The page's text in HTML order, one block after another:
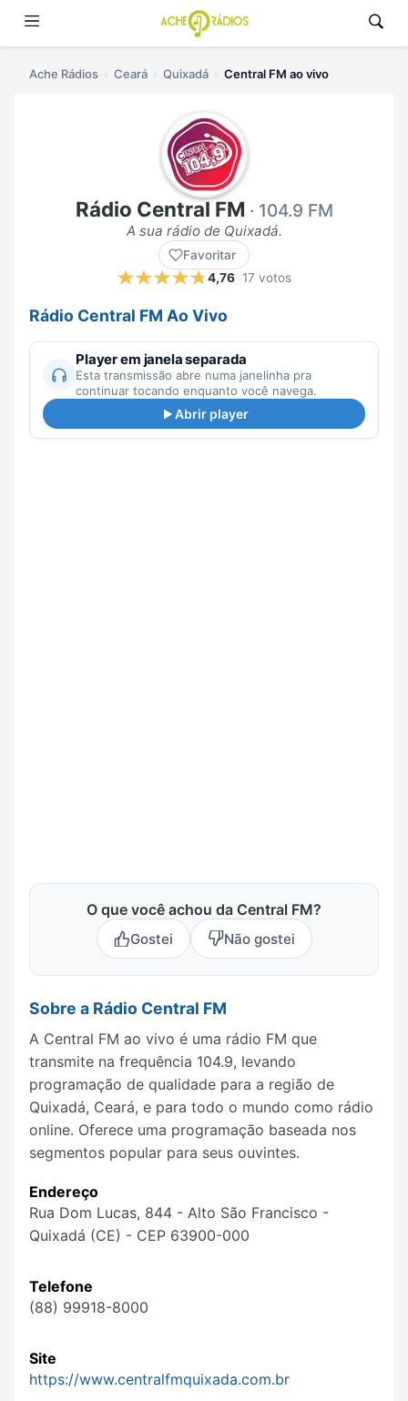
Ache Rádios Ceará Quixadá Central FM ao vivo
Rádio Central FM · 104.9 FM
A sua rádio de Quixadá.
Favoritar
4,76 17 votos
Rádio Central FM Ao Vivo
Player em janela separada
Esta transmissão abre numa janelinha pra
continuar tocando enquanto você navega.
Abrir player
O que você achou da Central FM?
Gostei Não gostei
Sobre a Rádio Central FM
A Central FM ao vivo é uma rádio FM que
transmite na frequência 104.9, levando
programação de qualidade para a região de
Quixadá, Ceará, e para todo o mundo como rádio
online. Oferece uma programação baseada nos
segmentos popular para seus ouvintes.
Endereço
Rua Dom Lucas, 844 - Alto São Francisco -
Quixadá (CE) - CEP 63900-000
Telefone
(88) 99918-8000
Site
https://www.centralfmquixada.com.br